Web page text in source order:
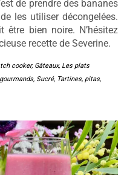
de prendre des bananes
les utiliser décongelées.
être bien noire. N’hésitez
recette de Severine.
cooker, Gâteaux, Les plats
, Sucré, Tartines, pitas,